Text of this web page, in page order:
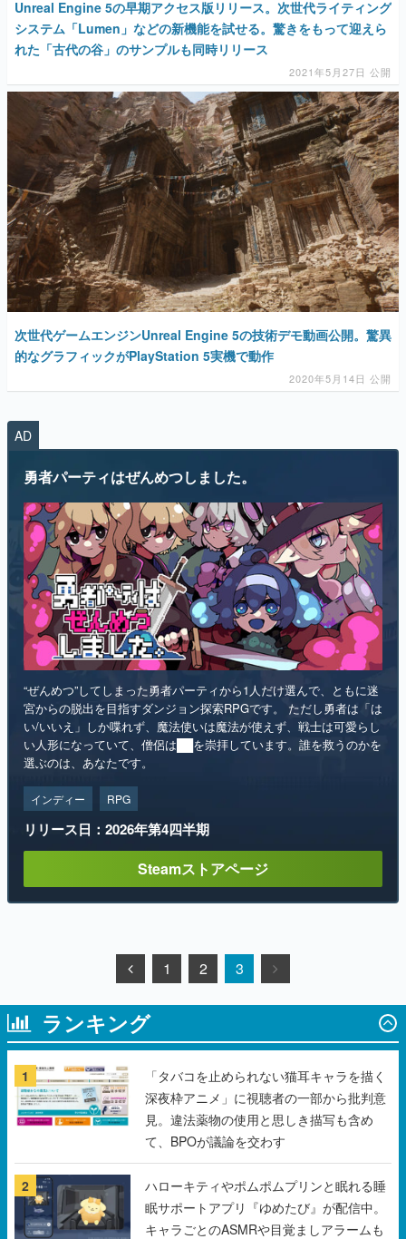
Unreal Engine 5の早期アクセス版リリース。次世代ライティング
システム「Lumen」などの新機能を試せる。驚きをもって迎えら
れた「古代の谷」のサンプルも同時リリース
2021年5月27日 公開
次世代ゲームエンジンUnreal Engine 5の技術デモ動画公開。驚異
的なグラフィックがPlayStation 5実機で動作
2020年5月14日 公開
AD
勇者パーティはぜんめつしました。
“ぜんめつ”してしまった勇者パーティから1人だけ選んで、ともに迷
宮からの脱出を目指すダンジョン探索RPGです。 ただし勇者は「は
い/いいえ」しか喋れず、魔法使いは魔法が使えず、戦士は可愛らし
い人形になっていて、僧侶は██を崇拝しています。誰を救うのかを
選ぶのは、あなたです。
インディー RPG
リリース日：2026年第4四半期
Steamストアページ
1 2 3
ランキング
1
「タバコを止められない猫耳キャラを描く
深夜枠アニメ」に視聴者の一部から批判意
見。違法薬物の使用と思しき描写も含め
て、BPOが議論を交わす
2
ハローキティやポムポムプリンと眠れる睡
眠サポートアプリ『ゆめたび』が配信中。
キャラごとのASMRや目覚ましアラームも